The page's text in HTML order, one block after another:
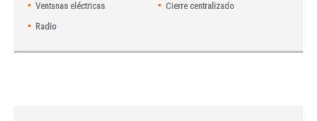
Ventanas eléctricas
Cierre centralizado
Radio